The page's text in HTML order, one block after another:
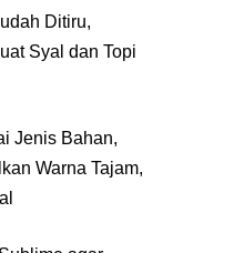
Ditiru,
Syal dan Topi
Jenis Bahan,
Warna Tajam,